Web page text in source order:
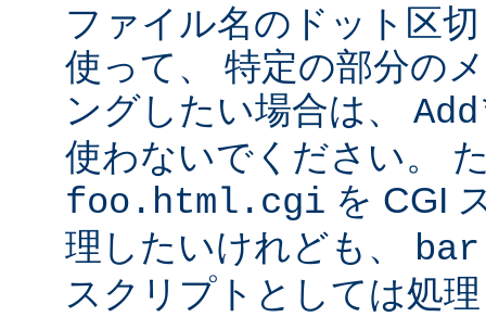
ファイル名のドット区
使って、 特定の部分の
ングしたい場合は、
使わないでください。
foo.html.cgi を CGI
理したいけれども、
スクリプトとしては処